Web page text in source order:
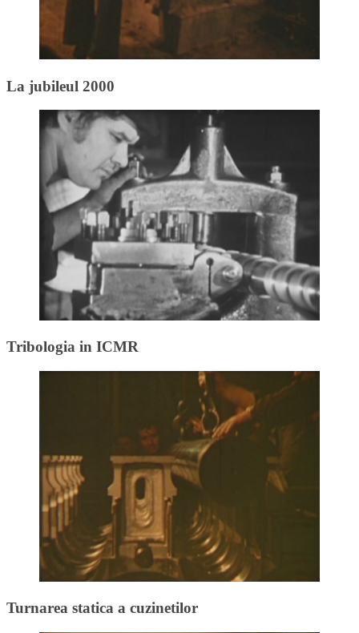
La jubileul 2000
Tribologia in ICMR
Turnarea statica a cuzinetilor